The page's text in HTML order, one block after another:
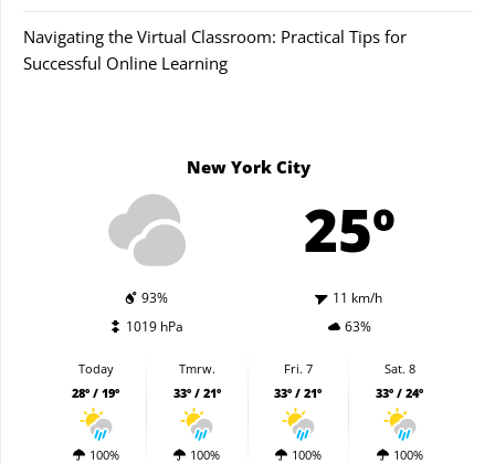
Navigating the Virtual Classroom: Practical Tips for
Successful Online Learning
New York City
25º
93%
11 km/h
1019 hPa
63%
Today
28º / 19º
100%
Tmrw.
33º / 21º
100%
Fri. 7
33º / 21º
100%
Sat. 8
33º / 24º
100%